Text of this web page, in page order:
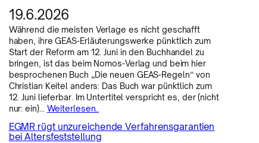
19.6.2026
Während die meisten Verlage es nicht geschafft
haben, ihre GEAS-Erläuterungswerke pünktlich zum
Start der Reform am 12. Juni in den Buchhandel zu
bringen, ist das beim Nomos-Verlag und beim hier
besprochenen Buch „Die neuen GEAS-Regeln“ von
Christian Keitel anders: Das Buch war pünktlich zum
12. Juni lieferbar. Im Untertitel verspricht es, der (nicht
nur: ein)… Weiterlesen..
EGMR rügt unzureichende Verfahrensgarantien
bei Altersfeststellung